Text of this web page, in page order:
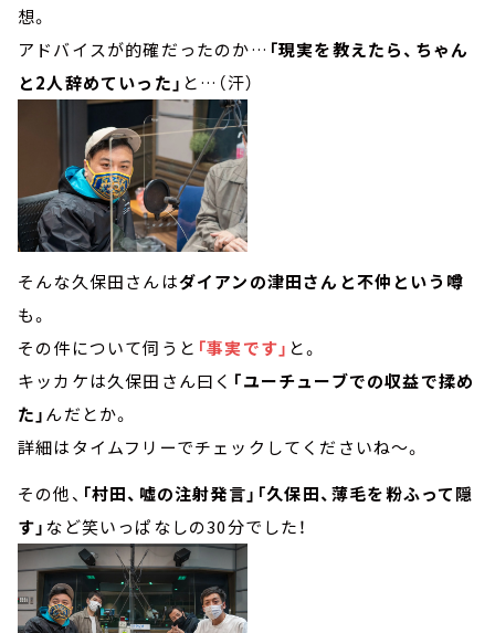
想。
アドバイスが的確だったのか… 「現実を教えたら、ちゃん
と2人辞めていった」 と…（汗）
そんな久保田さんはダイアンの津田さんと不仲という噂
も。
その件について伺うと 「事実です」 と。
キッカケは久保田さん曰く 「ユーチューブでの収益で揉め
た」んだとか。
詳細はタイムフリーでチェックしてくださいね～。
その他、 「村田、嘘の注射発言」「久保田、薄毛を粉ふって隠
す」 など笑いっぱなしの30分でした！